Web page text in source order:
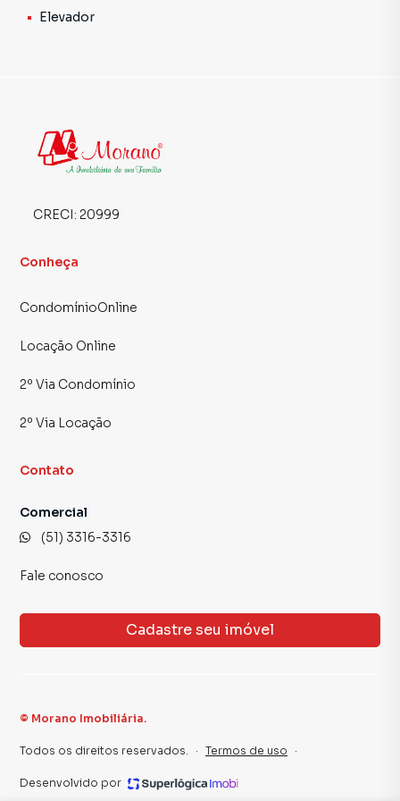
Elevador
CRECI: 20999
Conheça
CondomínioOnline
Locação Online
2º Via Condomínio
2º Via Locação
Contato
Comercial
(51) 3316-3316
Fale conosco
Cadastre seu imóvel
© Morano Imobiliária.
Todos os direitos reservados. · Termos de uso ·
Desenvolvido por